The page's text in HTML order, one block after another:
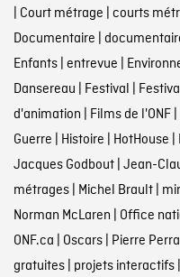
| Court métrage | courts
Documentaire |
Enfants| entrevue |
Dansereau | Festival |
d'animation | Films de l'ONF|
Guerre | Histoire | HotHouse |
Jacques Godbout| Jean-
métrages| Michel Brault|
Norman McLaren | Office
ONF.ca | Oscars| Pierre
gratuites| projets interactifs|